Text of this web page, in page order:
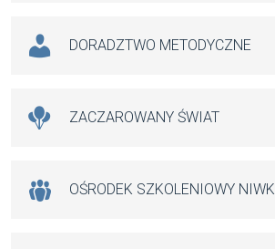
DORADZTWO METODYCZNE
ZACZAROWANY ŚWIAT
OŚRODEK SZKOLENIOWY NIWKI